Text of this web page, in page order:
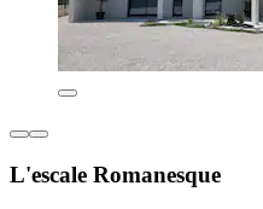
L'escale Romanesque